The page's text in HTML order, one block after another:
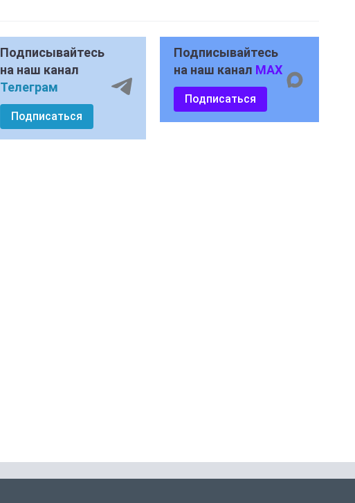
Подписывайтесь
на наш канал
Телеграм
Подписаться
Подписывайтесь
на наш канал MAX
Подписаться